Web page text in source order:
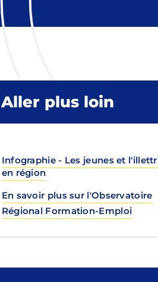
Aller plus loin
Infographie - Les jeunes et
en région
En savoir plus sur l'Observatoire
Régional Formation-Emploi